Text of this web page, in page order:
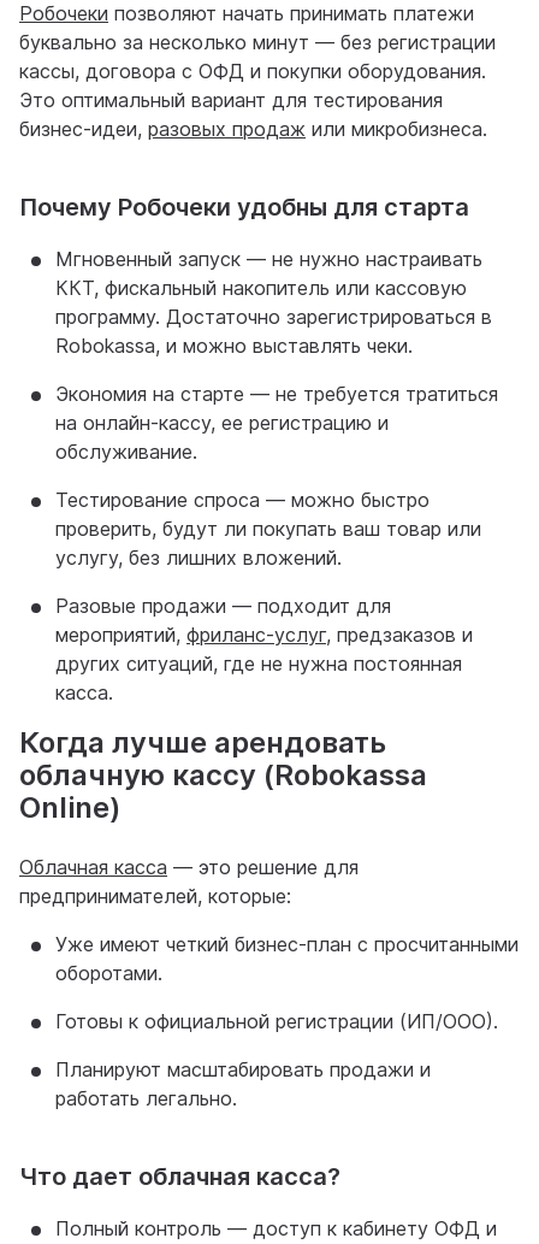
Робочеки позволяют начать принимать платежи
буквально за несколько минут — без регистрации
кассы, договора с ОФД и покупки оборудования.
Это оптимальный вариант для тестирования
бизнес-идеи, разовых продаж или микробизнеса.
Почему Робочеки удобны для старта
Мгновенный запуск — не нужно настраивать
ККТ, фискальный накопитель или кассовую
программу. Достаточно зарегистрироваться в
Robokassa, и можно выставлять чеки.
Экономия на старте — не требуется тратиться
на онлайн-кассу, ее регистрацию и
обслуживание.
Тестирование спроса — можно быстро
проверить, будут ли покупать ваш товар или
услугу, без лишних вложений.
Разовые продажи — подходит для
мероприятий, фриланс-услуг, предзаказов и
других ситуаций, где не нужна постоянная
касса.
Когда лучше арендовать
облачную кассу (Robokassa
Online)
Облачная касса — это решение для
предпринимателей, которые:
Уже имеют четкий бизнес-план с просчитанными
оборотами.
Готовы к официальной регистрации (ИП/ООО).
Планируют масштабировать продажи и
работать легально.
Что дает облачная касса?
Полный контроль — доступ к кабинету ОФД и